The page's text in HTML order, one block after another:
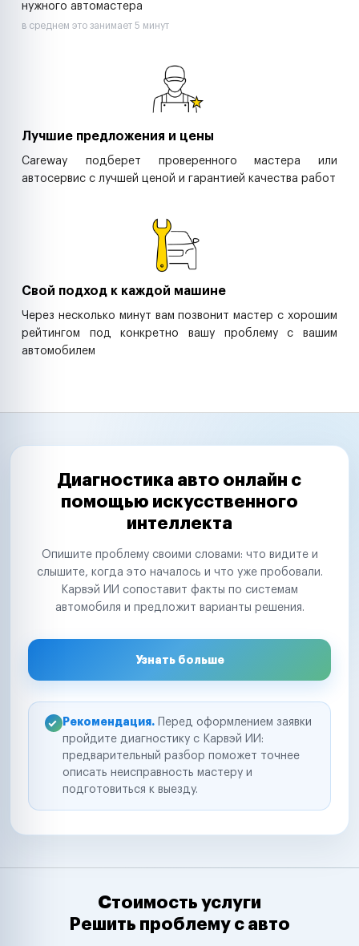
нужного автомастера
в среднем это занимает 5 минут
Лучшие предложения и цены
Careway подберет проверенного мастера или
автосервис с лучшей ценой и гарантией качества работ
Свой подход к каждой машине
Через несколько минут вам позвонит мастер с хорошим
рейтингом под конкретно вашу проблему с вашим
автомобилем
Диагностика авто онлайн с
помощью искусственного
интеллекта
Опишите проблему своими словами: что видите и
слышите, когда это началось и что уже пробовали.
Карвэй ИИ сопоставит факты по системам
автомобиля и предложит варианты решения.
Узнать больше
Рекомендация. Перед оформлением заявки
пройдите диагностику с Карвэй ИИ:
предварительный разбор поможет точнее
описать неисправность мастеру и
подготовиться к выезду.
Стоимость услуги
Решить проблему с авто